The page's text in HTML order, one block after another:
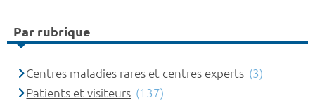
Par rubrique
Centres maladies rares et centres experts (3)
Patients et visiteurs (137)